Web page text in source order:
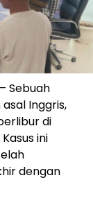
– Sebuah
Inggris,
di
ini
dengan